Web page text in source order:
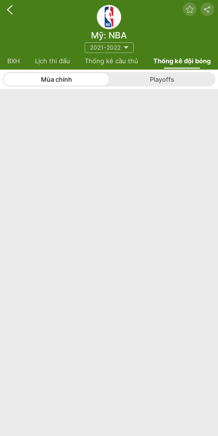
Mỹ: NBA
2021-2022
BXH Lịch thi đấu Thống kê cầu thủ Thống kê đội bóng
Mùa chính Playoffs